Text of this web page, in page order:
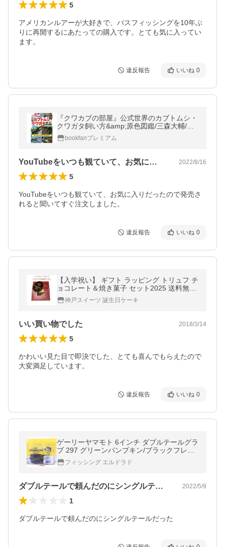
5
アメリカンルアーが大好きで、バスフィッシングを10年ぶ
りに再開するにあたっての購入です。とても気に入ってい
ます。
違反報告 いいね 0
『クワカブの部屋』公式世界のカブトムシ・
クワガタ飼い方&amp;原色図鑑/三森大輔/
佐々木浩之
bookfanプレミアム
YouTubeをいつも観ていて、お気に… 2022/8/16
5
YouTubeをいつも観ていて、お気に入りだったので発売さ
れると聞いてすぐ注文しました。
違反報告 いいね 0
【入学祝い】 ギフト ラッピング トリュフ チ
ョコレート＆焼き菓子 セット2025 送料無料
スイーツ 義理 本命 友チョコ 子供 大人
神戸スイーツ 誕生日ケーキ
いい買い物でした 2018/3/14
5
かわいい見た目で即決でした、とても喜んでもらえたので
大変満足しています。
違反報告 いいね 0
ゲーリーヤマモト 6インチ ダブルテールグラ
ブ 297 グリーンパンプキン/ブラックフレー
ク 064502 ダブルテール
フィッシング エルドラド
ダブルテールで頼んだのにシングルテール… 2022/5/9
1
ダブルテールで頼んだのにシングルテールだった